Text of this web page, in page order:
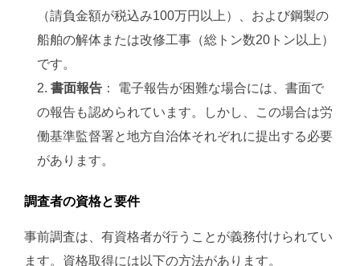
（請負金額が税込み100万円以上）
、および鋼製の
船舶の解体または改修工事（総トン数20トン以上）
です​​。
書面報告 ： 電子報告が困難な場合には、書面で
の報告も認められています。しかし、この場合は労
働基準監督署と地方自治体それぞれに提出する必要
があります。
調査者の資格と要件
事前調査は、有資格者が行うことが義務付けられてい
ます。資格取得には以下の方法があります。